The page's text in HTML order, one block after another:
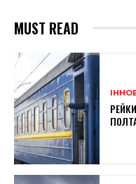
MUST READ